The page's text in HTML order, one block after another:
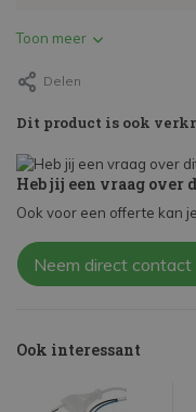
Toon meer
Delen
Dit product is ook
Heb jij een vraag over
Ook voor een offerte kan
Neem direct contact
Ook interessant